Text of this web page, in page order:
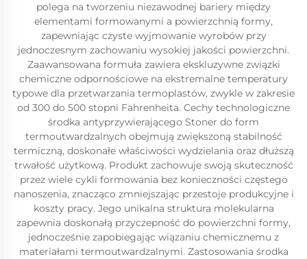
polega na tworzeniu niezawodnej bariery między
elementami formowanymi a powierzchnią formy,
zapewniając czyste wyjmowanie wyrobów przy
jednoczesnym zachowaniu wysokiej jakości powierzchni.
Zaawansowana formuła zawiera ekskluzywne związki
chemiczne odpornościowe na ekstremalne temperatury
typowe dla przetwarzania termoplastów, zwykle w zakresie
od 300 do 500 stopni Fahrenheita. Cechy technologiczne
środka antyprzywierającego Stoner do form
termoutwardzalnych obejmują zwiększoną stabilność
termiczną, doskonałe właściwości wydzielania oraz dłuższą
trwałość użytkową. Produkt zachowuje swoją skuteczność
przez wiele cykli formowania bez konieczności częstego
nanoszenia, znacząco zmniejszając przestoje produkcyjne i
koszty pracy. Jego unikalna struktura molekularna
zapewnia doskonałą przyczepność do powierzchni formy,
jednocześnie zapobiegając wiązaniu chemicznemu z
materiałami termoutwardzalnymi. Zastosowania środka